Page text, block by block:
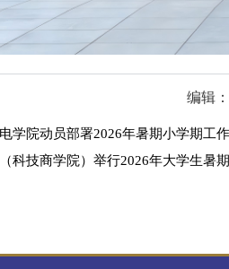
编辑
学院动员部署2026年暑期小学期工作
科技商学院）举行2026年大学生暑